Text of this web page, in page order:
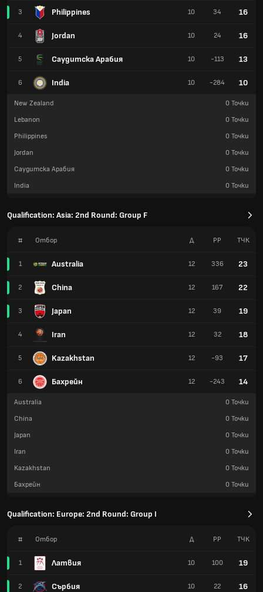
3 Philippines
4 Jordan
5 Саудитска Арабия
6 India
10 34 16
10 24 16
10 -113 13
10 -284 10
New Zealand 0 Точки
Lebanon
0 Точки
Philippines
0 Точки
Jordan
0 Точки
Саудитска Арабия
0 Точки
India
0 Точки
Qualification: Asia: 2nd Round: Group F
# Отбор
1 Australia
2 China
3 Japan
4 Iran
5 Kazakhstan
6 Бахрейн
Д РР TЧК
12 336 23
12 167 22
12 39 19
12 32 18
12 -93 17
12 -243 14
Australia 0 Точки
China
0 Точки
Japan
0 Точки
Iran
0 Точки
Kazakhstan
0 Точки
Бахрейн
0 Точки
Qualification: Europe: 2nd Round: Group I
# Отбор
1 Латвия
2 Сърбия
Д РР TЧК
10 100 19
10 22 16